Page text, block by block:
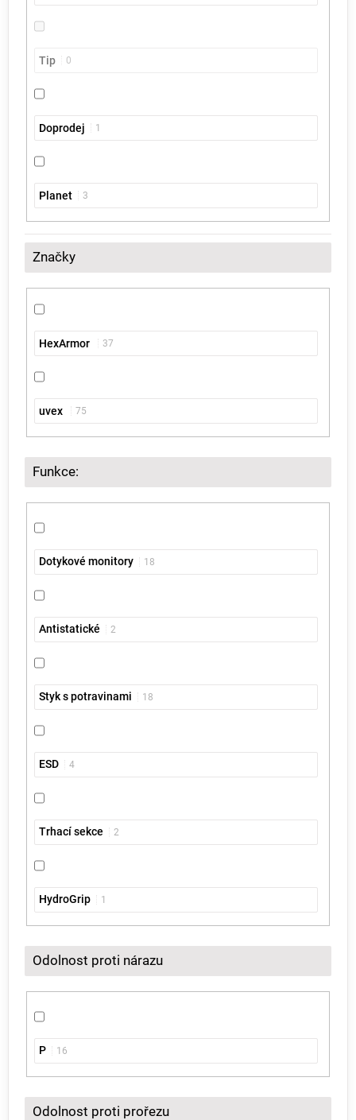
Tip 0
Doprodej 1
Planet 3
Značky
HexArmor 37
uvex 75
Funkce:
Dotykové monitory 18
Antistatické 2
Styk s potravinami 18
ESD 4
Trhací sekce 2
HydroGrip 1
Odolnost proti nárazu
P 16
Odolnost proti prořezu